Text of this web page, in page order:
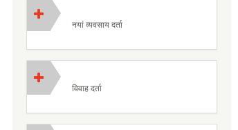
नयां व्यवसाय दर्ता
विवाह दर्ता